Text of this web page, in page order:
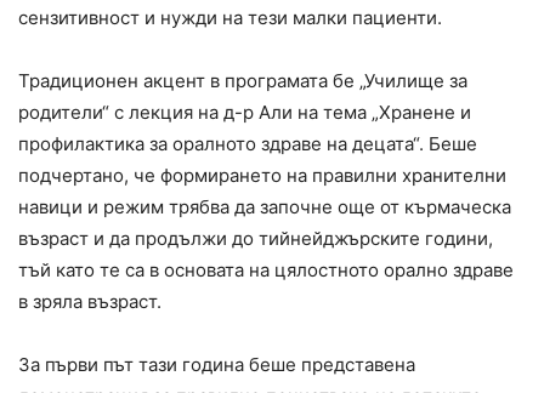
сензитивност и нужди на тези малки пациенти.
Традиционен акцент в програмата бе „Училище за
родители“ с лекция на д-р Али на тема „Хранене и
профилактика за оралното здраве на децата“. Беше
подчертано, че формирането на правилни хранителни
навици и режим трябва да започне още от кърмаческа
възраст и да продължи до тийнейджърските години,
тъй като те са в основата на цялостното орално здраве
в зряла възраст.
За първи път тази година беше представена